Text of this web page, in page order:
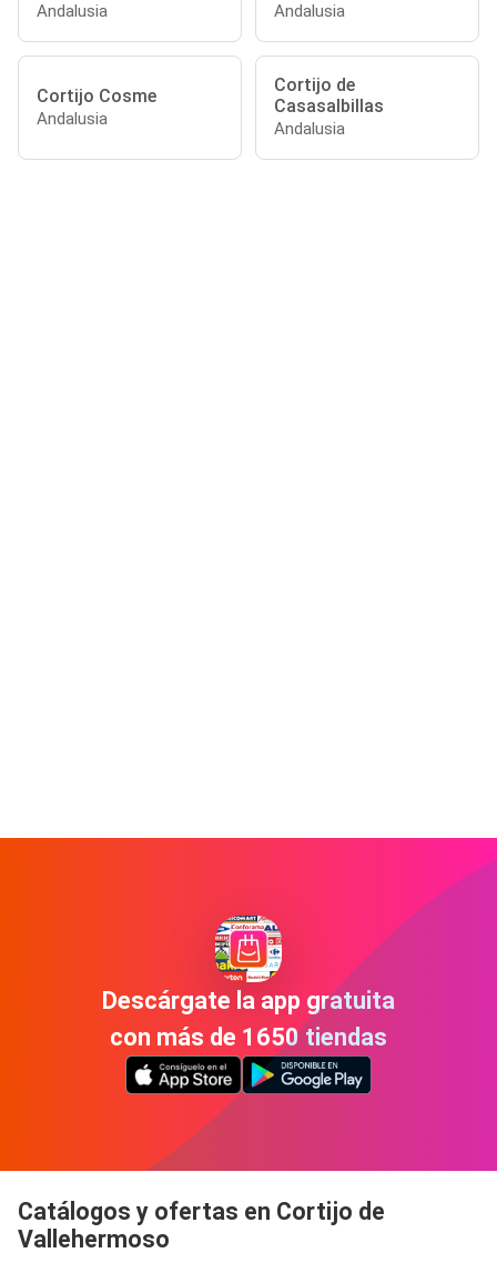
Andalusia Andalusia
Cortijo Cosme
Andalusia
Cortijo de
Casasalbillas
Andalusia
Descárgate la app gratuita
con más de 1650 tiendas
Catálogos y ofertas en Cortijo de
Vallehermoso